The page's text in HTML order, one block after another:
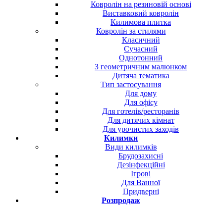
Ковролін на резиновій основі
Виставковий ковролін
Килимова плитка
Ковролін за стилями
Класичний
Сучасний
Однотонний
З геометричним малюнком
Дитяча тематика
Тип застосування
Для дому
Для офісу
Для готелів/ресторанів
Для дитячих кімнат
Для урочистих заходів
Килимки
Види килимків
Брудозахисні
Дезінфекційні
Ігрові
Для Ванної
Придверні
Розпродаж